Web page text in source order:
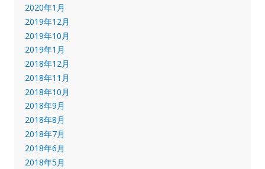
2020年1月
2019年12月
2019年10月
2019年1月
2018年12月
2018年11月
2018年10月
2018年9月
2018年8月
2018年7月
2018年6月
2018年5月